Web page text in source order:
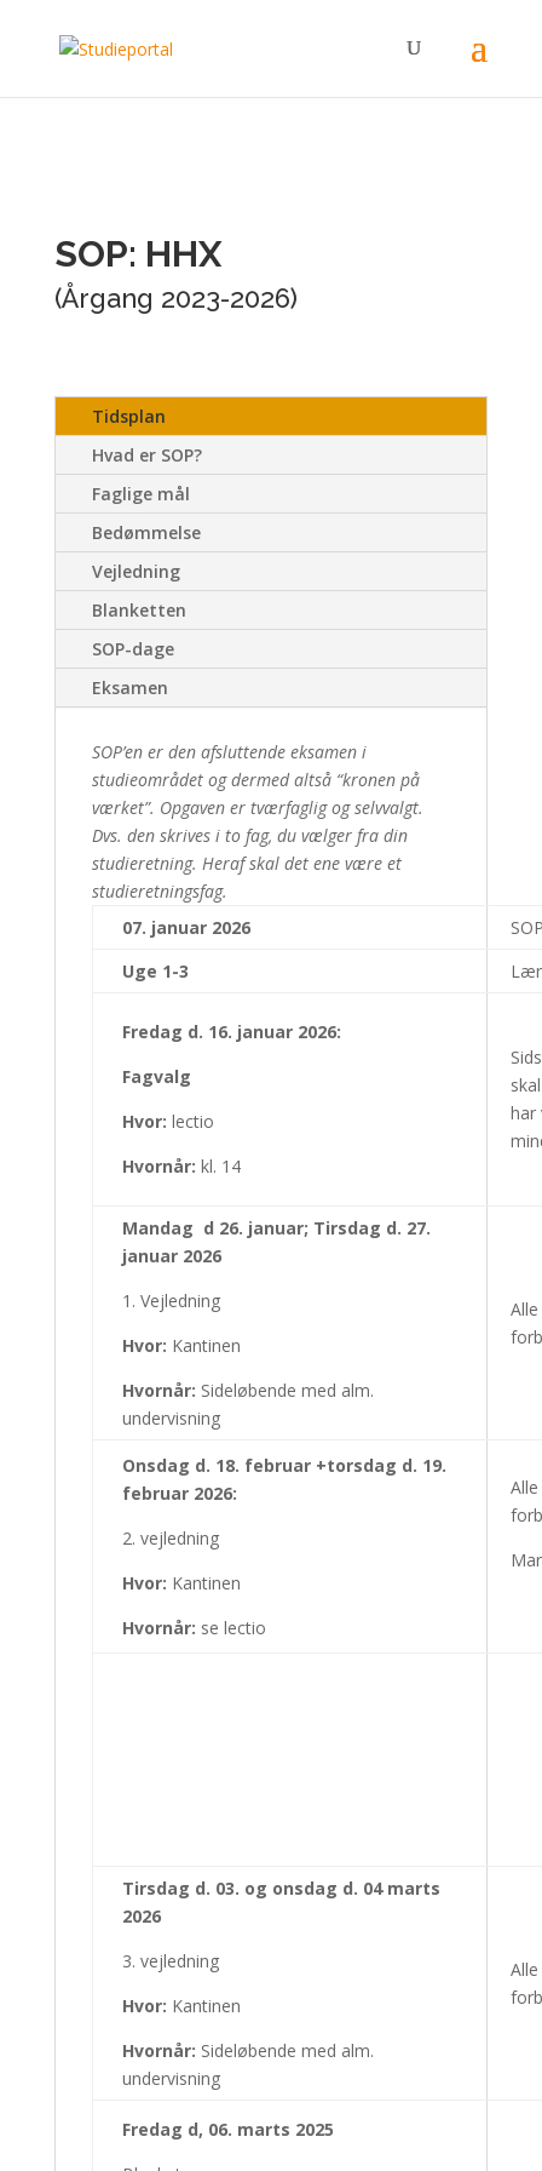
SOP: HHX
(Årgang 2023-2026)
Tidsplan
Hvad er SOP?
Faglige mål
Bedømmelse
Vejledning
Blanketten
SOP-dage
Eksamen
SOP’en er den afsluttende eksamen i
studieområdet og dermed altså “kronen på
værket”. Opgaven er tværfaglig og selvvalgt.
Dvs. den skrives i to fag, du vælger fra din
studieretning. Heraf skal det ene være et
studieretningsfag.
07. januar 2026
Uge 1-3
Fredag d. 16. januar 2026:
Fagvalg
Hvor: lectio
Hvornår: kl. 14
har
Mandag d 26. januar; Tirsdag d. 27.
januar 2026
1. Vejledning
Hvor: Kantinen
Hvornår: Sideløbende med alm.
undervisning
Onsdag d. 18. februar +torsdag d. 19.
februar 2026:
2. vejledning
Hvor: Kantinen
Hvornår: se lectio
Tirsdag d. 03. og onsdag d. 04 marts
2026
3. vejledning
Hvor: Kantinen
Hvornår: Sideløbende med alm.
undervisning
Fredag d, 06. marts 2025